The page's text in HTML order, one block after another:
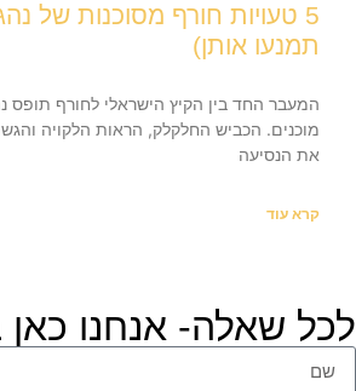
5 טעויות חורף מסוכנות של
תמנעו אותן)
המעבר החד בין הקיץ הישראלי לחורף תופס
מוכנים. הכביש החלקלק, הראות הלקויה
את הנסיעה
קרא עוד
לכל שאלה- אנחנו